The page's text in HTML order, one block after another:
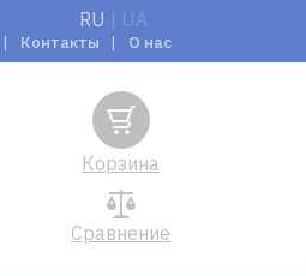
RU UA
Контакты О нас
Сравнение
Корзина